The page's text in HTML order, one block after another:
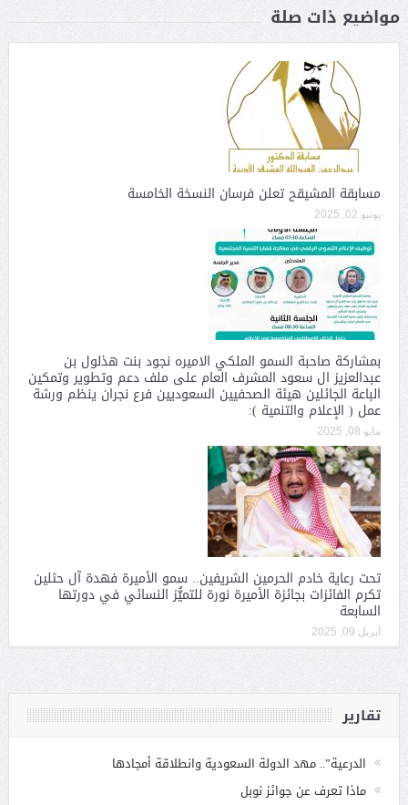
مواضيع ذات صلة
مسابقة المشيقح تعلن فرسان النسخة الخامسة
يونيو 02, 2025
بمشاركة صاحبة السمو الملكي الاميره نجود بنت هذلول بن
عبدالعزيز ال سعود المشرف العام على ملف دعم وتطوير وتمكين
الباعة الجائلين هيئة الصحفيين السعوديين فرع نجران ينظم ورشة
عمل ( الإعلام والتنمية ):
مايو 08, 2025
تحت رعاية خادم الحرمين الشريفين.. سمو الأميرة فهدة آل حثلين
تكرم الفائزات بجائزة الأميرة نورة للتميُّز النسائي في دورتها
السابعة
أبريل 09, 2025
تقارير
الدرعية”.. مهد الدولة السعودية وانطلاقة أمجادها
ماذا تعرف عن جوائز نوبل